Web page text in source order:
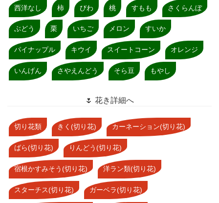
西洋なし 柿 びわ 桃 すもも さくらんぼ
ぶどう 栗 いちご メロン すいか
パイナップル キウイ スイートコーン オレンジ
いんげん さやえんどう そら豆 もやし
🌷 花き詳細へ
切り花類 きく(切り花) カーネーション(切り花)
ばら(切り花) りんどう(切り花)
宿根かすみそう(切り花) 洋ラン類(切り花)
スターチス(切り花) ガーベラ(切り花)